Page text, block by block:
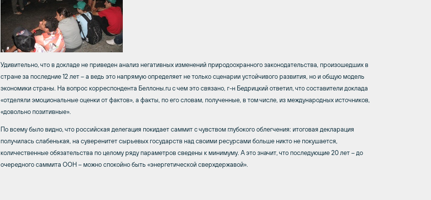
Удивительно, что в докладе не приведен анализ негативных изменений природоохранного законодательства, произошедших в
стране за последние 12 лет – а ведь это напрямую определяет не только сценарии устойчивого развития, но и общую модель
экономики страны. На вопрос корреспондента Беллоны.ru с чем это связано, г-н Бедрицкий ответил, что составители доклада
«отделяли эмоциональные оценки от фактов», а факты, по его словам, полученные, в том числе, из международных источников,
«довольно позитивные».
По всему было видно, что российская делегация покидает саммит с чувством глубокого облегчения: итоговая декларация
получилась слабенькая, на суверенитет сырьевых государств над своими ресурсами больше никто не покушается,
количественные обязательства по целому ряду параметров сведены к минимуму. А это значит, что последующие 20 лет – до
очередного саммита ООН – можно спокойно быть «энергетической сверхдержавой».